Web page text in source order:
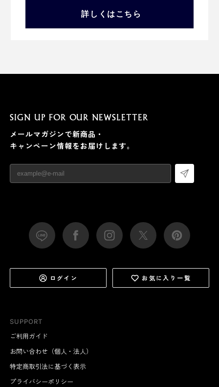
詳しくはこちら
SUPPORT
ご利用ガイド
お問い合わせ（個人・法人）
特定商取引法に基づく表示
プライバシーポリシー
SIGN UP FOR OUR NEWSLETTER
メールマガジンで新商品・
キャンペーン情報をお届けします。
ログイン お気に入り一覧